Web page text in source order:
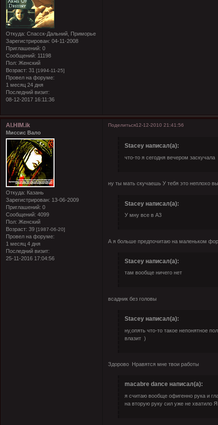
Откуда: Спасск-Дальний, Приморье
Зарегистрирован: 04-11-2008
Приглашений: 0
Сообщений: 11198
Пол: Женский
Возраст: 31 [1994-11-25]
Провел на форуме:
1 месяц 24 дня
Последний визит:
08-12-2017 16:11:36
Поделиться12-12-2010 21:41:56
Al.HIM.ik
Миссис Вало
Откуда: Казань
Зарегистрирован: 13-06-2009
Приглашений: 0
Сообщений: 4099
Пол: Женский
Возраст: 39 [1987-06-20]
Провел на форуме:
1 месяц 4 дня
Последний визит:
25-11-2016 17:04:56
Stacey написал(а):
что-то я сегодня вечером
ну ты мать скучаешьУ тебя это неплохо
Stacey написал(а):
У мну все в А3
А я больше предпочитаю на маленьком
Stacey написал(а):
там вообще ничего нет
всадник без головы
Stacey написал(а):
ну,опять что-то такое непонятное
влазит )
Здорово Нравятся мне твои работы
macabre dance написал(а):
я считаю вообще офигенно рука и
на вторую руку сил уже не хватило